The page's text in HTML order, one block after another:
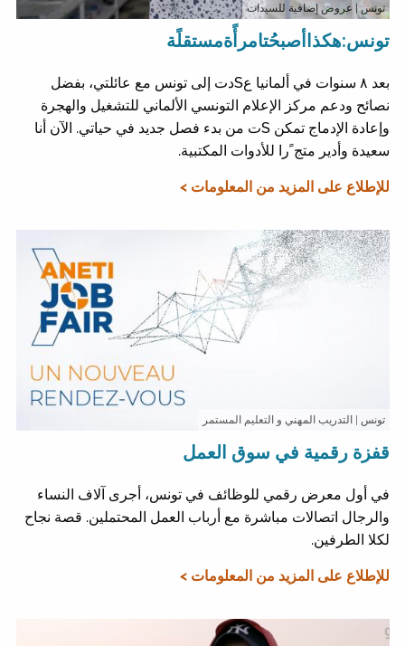
تونس| عروض إضافية للسيدات
تونس:هكذاأصبحُتامرأًةمستقلًة
بعد ٨ سنوات في ألمانيا عSدت إلى تونس مع عائلتي، بفضل
نصائح ودعم مركز الإعلام التونسي الألماني للتشغيل والهجرة
وإعادة الإدماج تمكن Sت من بدء فصل جديد في حياتي. الآن أنا
سعيدة وأدير متج ًرا للأدوات المكتبية.
للإطلاع على المزيد من المعلومات >
تونس | التدريب المهني و التعليم المستمر
قفزة رقمية في سوق العمل
في أول معرض رقمي للوظائف في تونس، أجرى آلاف النساء
والرجال اتصالات مباشرة مع أرباب العمل المحتملين. قصة نجاح
لكلا الطرفين.
للإطلاع على المزيد من المعلومات >